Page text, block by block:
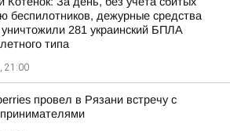
беспилотников, дежурные средства
281 украинский БПЛА
типа
21:00
провел в Рязани встречу с